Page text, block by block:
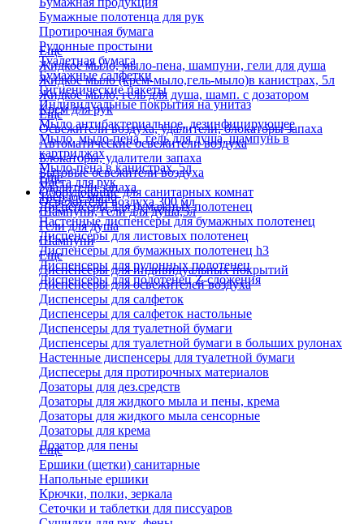
Бумажные полотенца для рук
Протирочная бумага
Рулонные простыни
Туалетная бумага
Бумажные салфетки
Гигиенические пакеты
Индивидуальные покрытия на унитаз
Еще
Жидкое мыло, мыло-пена, шампуни, гели для душа
Жидкое мыло (крем-мыло,гель-мыло)в канистрах, 5л
Жидкое мыло, гель для душа, шамп. с дозатором
Крем для рук
Мыло антибактериальное, дезинфицирующее
Мыло, мыло-пена, гель для душа, шампунь в
картриджах
Мыло-пена в канистрах, 5л
Паста для рук
Твердое мыло
Шампуни, гели для душа,5л
Гели для душа
Шампуни
Еще
Освежители воздуха, удалители, блокаторы запаха
Автоматические освежители воздуха
Блокаторы, удалители запаха
Бытовые освежители воздуха
Удалители запаха
Освежители воздуха 300 мл
Еще
Оборудование для санитарных комнат
Диспенсеры для бумажных полотенец
Настенные диспенсеры для бумажных полотенец
Диспенсеры для листовых полотенец
Диспенсеры для бумажных полотенец h3
Диспенсеры для рулонных полотенец
Диспенсеры для полотенец Z-сложения
Еще
Диспенсеры для индивидуальных покрытий
Диспенсеры для освежителей воздуха
Диспенсеры для салфеток
Диспенсеры для салфеток настольные
Диспенсеры для туалетной бумаги
Диспенсеры для туалетной бумаги в больших рулонах
Настенные диспенсеры для туалетной бумаги
Диспесеры для протирочных материалов
Дозаторы для дез.средств
Дозаторы для жидкого мыла и пены, крема
Дозаторы для жидкого мыла сенсорные
Дозаторы для крема
Дозатор для пены
Еще
Ершики (щетки) санитарные
Напольные ершики
Крючки, полки, зеркала
Сеточки и таблетки для писсуаров